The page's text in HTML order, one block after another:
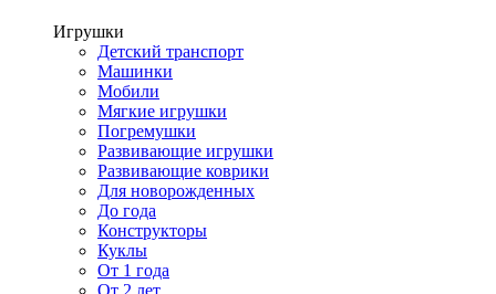
Игрушки
Детский транспорт
Машинки
Мобили
Мягкие игрушки
Погремушки
Развивающие игрушки
Развивающие коврики
Для новорожденных
До года
Конструкторы
Куклы
От 1 года
От 2 лет